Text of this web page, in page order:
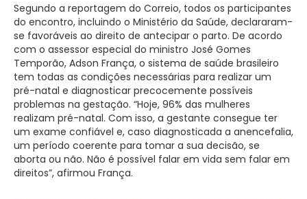
Segundo a reportagem do Correio, todos os participantes
do encontro, incluindo o Ministério da Saúde, declararam-
se favoráveis ao direito de antecipar o parto. De acordo
com o assessor especial do ministro José Gomes
Temporão, Adson França, o sistema de saúde brasileiro
tem todas as condições necessárias para realizar um
pré-natal e diagnosticar precocemente possíveis
problemas na gestação. “Hoje, 96% das mulheres
realizam pré-natal. Com isso, a gestante consegue ter
um exame confiável e, caso diagnosticada a anencefalia,
um período coerente para tomar a sua decisão, se
aborta ou não. Não é possível falar em vida sem falar em
direitos”, afirmou França.